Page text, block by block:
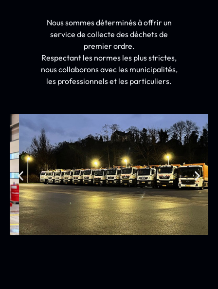
Nous sommes déterminés à offrir un
service de collecte des déchets de
premier ordre.
Respectant les normes les plus strictes,
nous collaborons avec les municipalités,
les professionnels et les particuliers.